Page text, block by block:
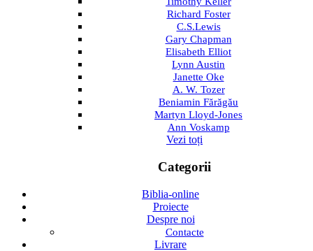
Richard Foster
C.S.Lewis
Gary Chapman
Elisabeth Elliot
Lynn Austin
Janette Oke
A. W. Tozer
Beniamin Fărăgău
Martyn Lloyd-Jones
Ann Voskamp
Vezi toți
Categorii
Biblia-online
Proiecte
Despre noi
Contacte
Livrare